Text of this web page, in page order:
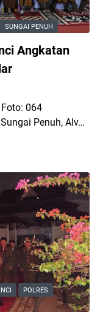
SUNGAI PENUH
Angkatan
064
Penuh, Alv…
POLRES